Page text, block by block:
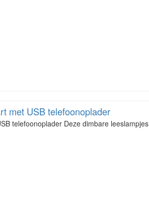
met USB telefoonoplader
telefoonoplader Deze dimbare